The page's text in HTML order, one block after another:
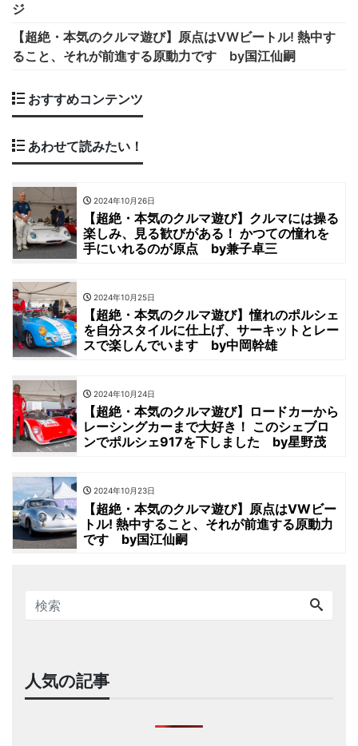
ジ
【超絶・本気のクルマ遊び】原点はVWビートル! 熱中す
ること、それが前進する原動力です by国江仙嗣
おすすめコンテンツ
あわせて読みたい！
2024年10月26日
【超絶・本気のクルマ遊び】クルマには操る
楽しみ、見る歓びがある！ かつての憧れを
手にいれるのが原点 by兼子卓三
2024年10月25日
【超絶・本気のクルマ遊び】憧れのポルシェ
を自分スタイルに仕上げ、サーキットとレー
スで楽しんでいます by中岡幹雄
2024年10月24日
【超絶・本気のクルマ遊び】ロードカーから
レーシングカーまで大好き！ このシェブロ
ンでポルシェ917を下しました by星野茂
2024年10月23日
【超絶・本気のクルマ遊び】原点はVWビー
トル! 熱中すること、それが前進する原動力
です by国江仙嗣
人気の記事